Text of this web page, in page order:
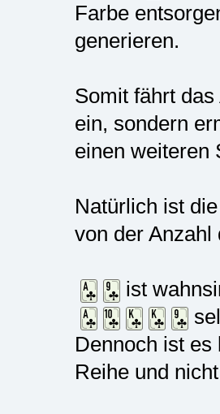
Farbe
generieren.
Somit fährt
ein, sondern
einen weiteren
Natürlich ist
von der
ist
Dennoch ist
Reihe und